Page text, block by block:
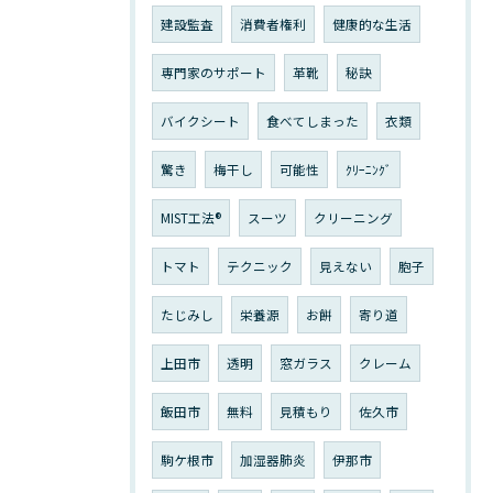
建設監査 消費者権利 健康的な生活
専門家のサポート 革靴 秘訣
バイクシート 食べてしまった 衣類
驚き 梅干し 可能性 ｸﾘｰﾆﾝｸﾞ
MIST工法® スーツ クリーニング
トマト テクニック 見えない 胞子
たじみし 栄養源 お餅 寄り道
上田市 透明 窓ガラス クレーム
飯田市 無料 見積もり 佐久市
駒ケ根市 加湿器肺炎 伊那市